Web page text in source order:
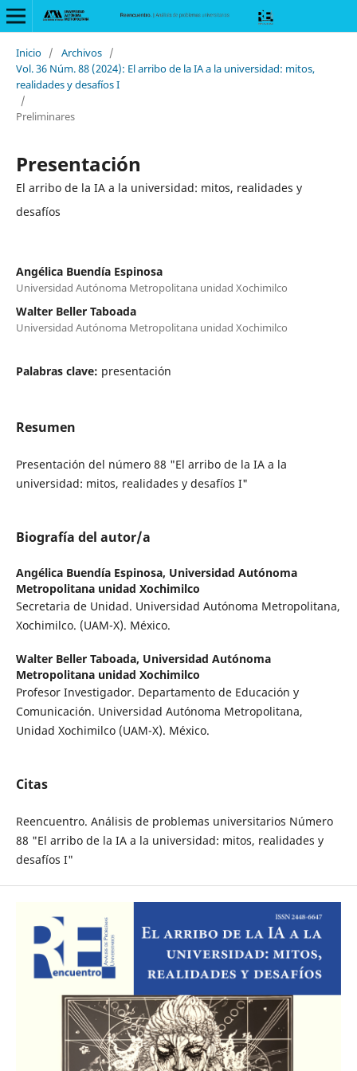
Inicio / Archivos /
Vol. 36 Núm. 88 (2024): El arribo de la IA a la universidad: mitos,
realidades y desafíos I
/
Preliminares
Presentación
El arribo de la IA a la universidad: mitos, realidades y
desafíos
Angélica Buendía Espinosa
Universidad Autónoma Metropolitana unidad Xochimilco
Walter Beller Taboada
Universidad Autónoma Metropolitana unidad Xochimilco
Palabras clave: presentación
Resumen
Presentación del número 88 "El arribo de la IA a la
universidad: mitos, realidades y desafíos I"
Biografía del autor/a
Angélica Buendía Espinosa, Universidad Autónoma
Metropolitana unidad Xochimilco
Secretaria de Unidad. Universidad Autónoma Metropolitana,
Xochimilco. (UAM-X). México.
Walter Beller Taboada, Universidad Autónoma
Metropolitana unidad Xochimilco
Profesor Investigador. Departamento de Educación y
Comunicación. Universidad Autónoma Metropolitana,
Unidad Xochimilco (UAM-X). México.
Citas
Reencuentro. Análisis de problemas universitarios Número
88 "El arribo de la IA a la universidad: mitos, realidades y
desafíos I"